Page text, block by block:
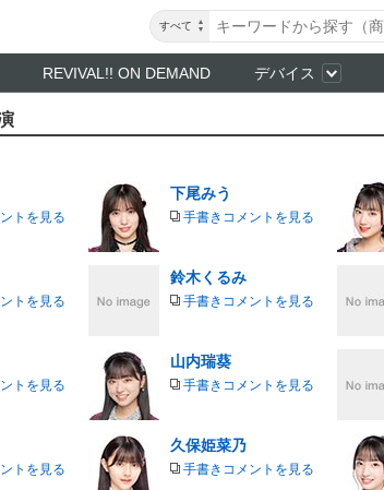
すべて
REVIVAL!! ON DEMAND デバイス
トを見る
下尾みう
手書きコメントを見る
トを見る
鈴木くるみ
手書きコメントを見る
トを見る
山内瑞葵
手書きコメントを見る
トを見る
久保姫菜乃
手書きコメントを見る